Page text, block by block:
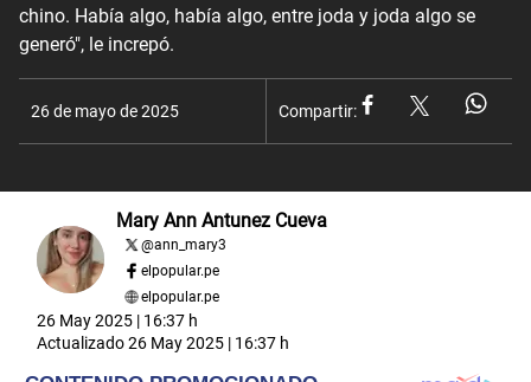
chino. Había algo, había algo, entre joda y joda algo se
generó", le increpó.
26 de mayo de 2025 Compartir:
Mary Ann Antunez Cueva
@ann_mary3
elpopular.pe
elpopular.pe
26 May 2025 | 16:37 h
Actualizado26 May 2025 | 16:37 h